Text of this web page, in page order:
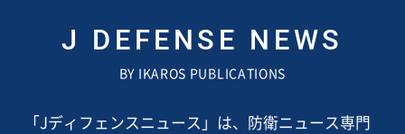
J DEFENSE NEWS
BY IKAROS PUBLICATIONS
「Jディフェンスニュース」は、防衛ニュース専門